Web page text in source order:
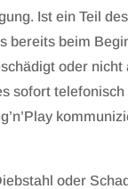
Ist ein Teil des
bereits beim
oder nicht
sofort telefonisch
oder